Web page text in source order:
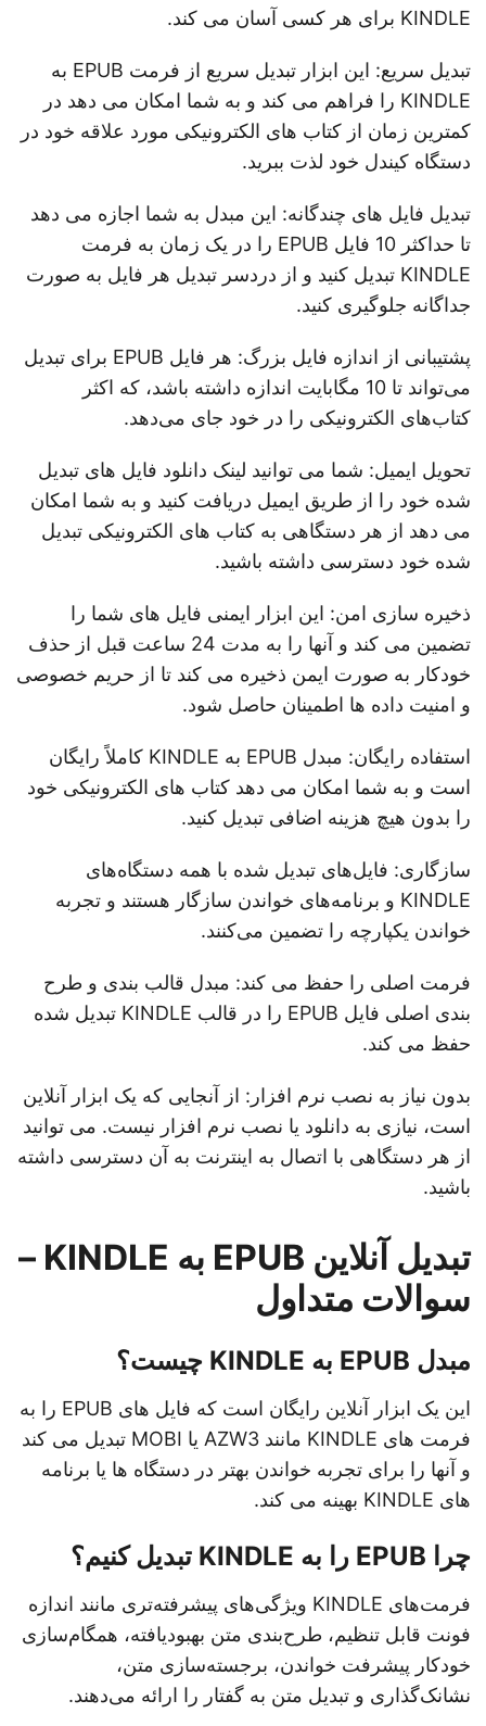
KINDLE برای هر کسی آسان می کند.
تبدیل سریع: این ابزار تبدیل سریع از فرمت EPUB به
KINDLE را فراهم می کند و به شما امکان می دهد در
کمترین زمان از کتاب های الکترونیکی مورد علاقه خود در
دستگاه کیندل خود لذت ببرید.
تبدیل فایل های چندگانه: این مبدل به شما اجازه می دهد
تا حداکثر 10 فایل EPUB را در یک زمان به فرمت
KINDLE تبدیل کنید و از دردسر تبدیل هر فایل به صورت
جداگانه جلوگیری کنید.
پشتیبانی از اندازه فایل بزرگ: هر فایل EPUB برای تبدیل
می‌تواند تا 10 مگابایت اندازه داشته باشد، که اکثر
کتاب‌های الکترونیکی را در خود جای می‌دهد.
تحویل ایمیل: شما می توانید لینک دانلود فایل های تبدیل
شده خود را از طریق ایمیل دریافت کنید و به شما امکان
می دهد از هر دستگاهی به کتاب های الکترونیکی تبدیل
شده خود دسترسی داشته باشید.
ذخیره سازی امن: این ابزار ایمنی فایل های شما را
تضمین می کند و آنها را به مدت 24 ساعت قبل از حذف
خودکار به صورت ایمن ذخیره می کند تا از حریم خصوصی
و امنیت داده ها اطمینان حاصل شود.
استفاده رایگان: مبدل EPUB به KINDLE کاملاً رایگان
است و به شما امکان می دهد کتاب های الکترونیکی خود
را بدون هیچ هزینه اضافی تبدیل کنید.
سازگاری: فایل‌های تبدیل شده با همه دستگاه‌های
KINDLE و برنامه‌های خواندن سازگار هستند و تجربه
خواندن یکپارچه را تضمین می‌کنند.
فرمت اصلی را حفظ می کند: مبدل قالب بندی و طرح
بندی اصلی فایل EPUB را در قالب KINDLE تبدیل شده
حفظ می کند.
بدون نیاز به نصب نرم افزار: از آنجایی که یک ابزار آنلاین
است، نیازی به دانلود یا نصب نرم افزار نیست. می توانید
از هر دستگاهی با اتصال به اینترنت به آن دسترسی داشته
باشید.
تبدیل آنلاین EPUB به KINDLE –
سوالات متداول
مبدل EPUB به KINDLE چیست؟
این یک ابزار آنلاین رایگان است که فایل های EPUB را به
فرمت های KINDLE مانند AZW3 یا MOBI تبدیل می کند
و آنها را برای تجربه خواندن بهتر در دستگاه ها یا برنامه
های KINDLE بهینه می کند.
چرا EPUB را به KINDLE تبدیل کنیم؟
فرمت‌های KINDLE ویژگی‌های پیشرفته‌تری مانند اندازه
فونت قابل تنظیم، طرح‌بندی متن بهبودیافته، همگام‌سازی
خودکار پیشرفت خواندن، برجسته‌سازی متن،
نشانک‌گذاری و تبدیل متن به گفتار را ارائه می‌دهند.